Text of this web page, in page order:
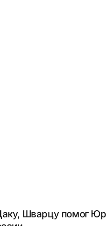
Шварцу помог